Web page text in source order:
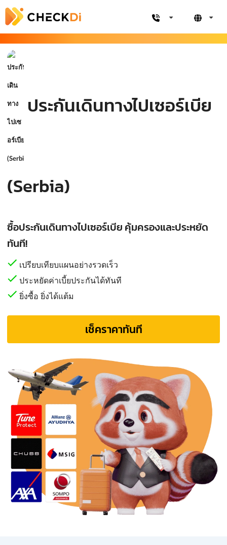
ประกันเดินทางไปเซอร์เบีย
(Serbia)
ซื้อประกันเดินทางไปเซอร์เบีย คุ้มครองและประหยัด
ทันที!
เปรียบเทียบแผนอย่างรวดเร็ว
ประหยัดค่าเบี้ยประกันได้ทันที
ยิ่งซื้อ ยิ่งได้แต้ม
เช็คราคาทันที